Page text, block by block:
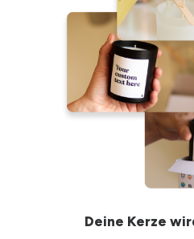
Deine Kerze